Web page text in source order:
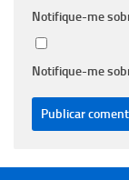
Notifique-me
Notifique-me